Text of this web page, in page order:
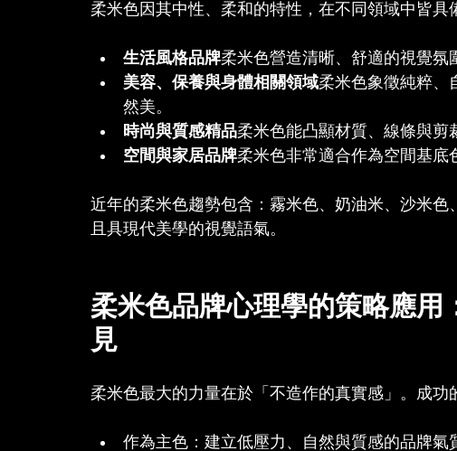
柔米色因其中性、柔和的特性，在不同領域中皆具
生活風格品牌柔米色營造清晰、舒適的視覺氛
美容、保養與身體相關領域柔米色象徵純粹、
然美。
時尚與質感精品柔米色能凸顯材質、線條與剪
空間與家居品牌柔米色非常適合作為空間基底
近年的柔米色趨勢包含：霧米色、奶油米、沙米
且具現代美學的視覺語氣。
柔米色品牌心理學的策略應用
見
柔米色最大的力量在於「不造作的真實感」。成功
作為主色：建立低壓力、自然與質感的品牌氣